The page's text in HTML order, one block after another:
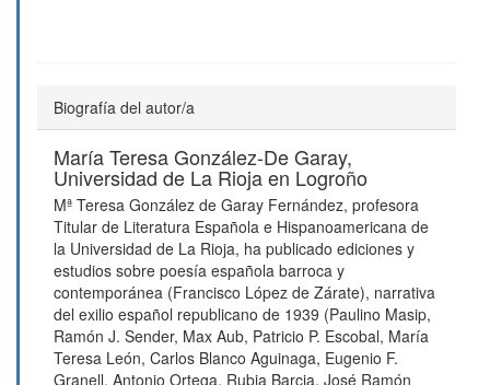
Biografía del autor/a
María Teresa González-De Garay,
Universidad de La Rioja en Logroño
Mª Teresa González de Garay Fernández, profesora
Titular de Literatura Española e Hispanoamericana de
la Universidad de La Rioja, ha publicado ediciones y
estudios sobre poesía española barroca y
contemporánea (Francisco López de Zárate), narrativa
del exilio español republicano de 1939 (Paulino Masip,
Ramón J. Sender, Max Aub, Patricio P. Escobal, María
Teresa León, Carlos Blanco Aguinaga, Eugenio F.
Granell, Antonio Ortega, Rubia Barcia, José Ramón